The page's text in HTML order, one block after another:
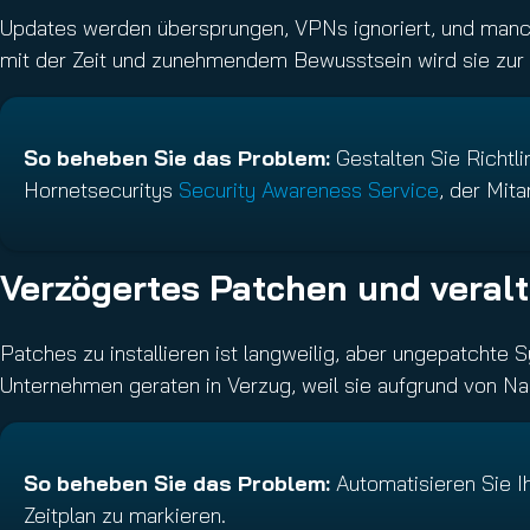
Updates werden übersprungen, VPNs ignoriert, und
mit der Zeit und zunehmendem Bewusstsein wird sie
So beheben Sie das Problem: Gestalten Sie
Hornetsecuritys Security Awareness Service, der
Verzögertes Patchen und
Patches zu installieren ist langweilig, aber ungepatchte
Unternehmen geraten in Verzug, weil sie aufgrund von
So beheben Sie das Problem: Automatisieren Sie
Zeitplan zu markieren.